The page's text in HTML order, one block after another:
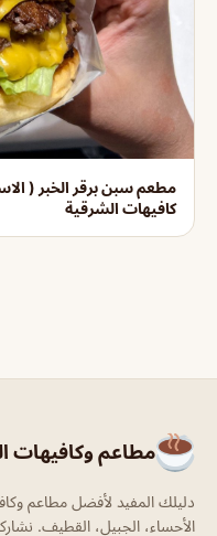
مطعم سبن برقر الخبر (
كافيهات الشرقية
مطاعم وكافيهات
دليلك المفيد لأفضل مطاعم
الأحساء، الجبيل، القطيف.